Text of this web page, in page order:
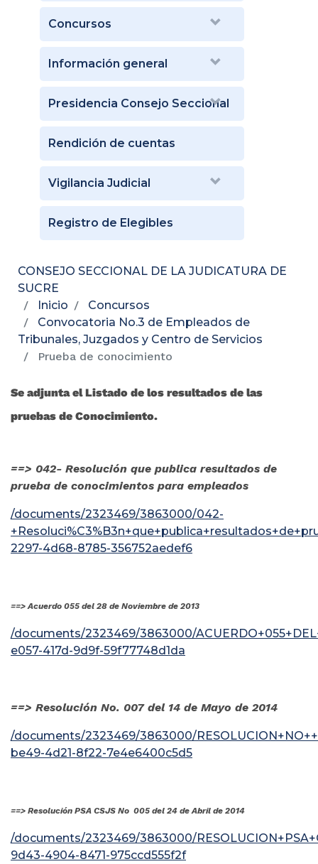
Concursos
Información general
Presidencia Consejo Seccional
Rendición de cuentas
Vigilancia Judicial
Registro de Elegibles
CONSEJO SECCIONAL DE LA JUDICATURA DE
SUCRE
Inicio
Concursos
Convocatoria No.3 de Empleados de
Tribunales, Juzgados y Centro de Servicios
Prueba de conocimiento
Se adjunta el Listado de los resultados de las
pruebas de Conocimiento.
==> 042- Resolución que publica resultados de
prueba de conocimientos para empleados
/documents/2323469/3863000/042-
2297-4d68-8785-356752aedef6
==> Acuerdo 055 del 28 de Noviembre de 2013
/documents/2323469/3863000/
e057-417d-9d9f-59f77748d1da
==> Resolución No. 007 del 14 de Mayo de 2014
/documents/2323469/3863000/
be49-4d21-8f22-7e4e6400c5d5
==> Resolución PSA CSJS No 005 del 24 de Abril de 2014
/documents/2323469/3863000/
9d43-4904-8471-975ccd555f2f